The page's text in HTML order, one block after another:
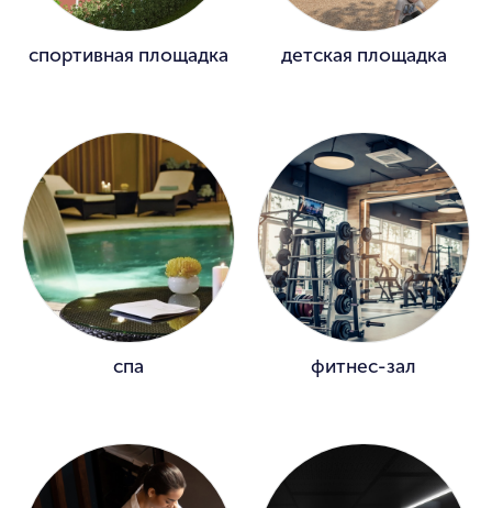
спортивная площадка детская площадка
спа фитнес-зал